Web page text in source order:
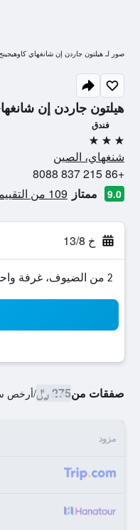
هيلتون جاردن إن
فندق
3 نجوم
شنغهاي، الصين
+86 215 837 8088
9.0 ممتاز 109 من التقييمات تم التحقق منها
خ 13/8
2 من الضيوف، غرفة واحدة
صفقات من275 ﷼ /أرخص
مزود
صور لـ هيلتون جاردن إن شانغهاي